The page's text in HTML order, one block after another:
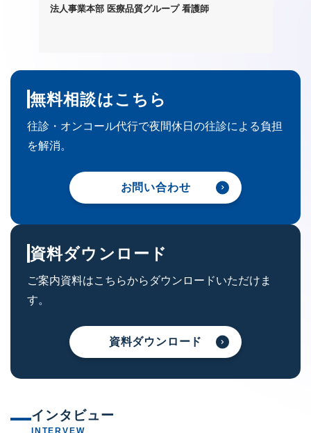
法人事業本部 医療品質グループ 看護師
無料相談はこちら
往診・オンコール代行で夜間休日の往診による負担
を解消。
お問い合わせ
資料ダウンロード
ご案内資料はこちらからダウンロードいただけま
す。
資料ダウンロード
インタビュー
INTERVEW